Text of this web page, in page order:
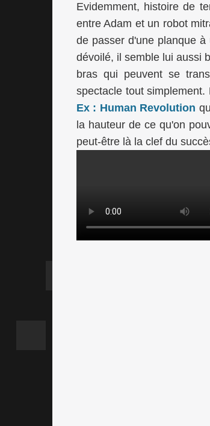
Evidemment, histoire de
entre Adam et un robot
de passer d'une planque
dévoilé, il semble lui aussi
bras qui peuvent se
spectacle tout
Ex : Human Revolution
la hauteur de ce qu'on
peut-être là la clef du